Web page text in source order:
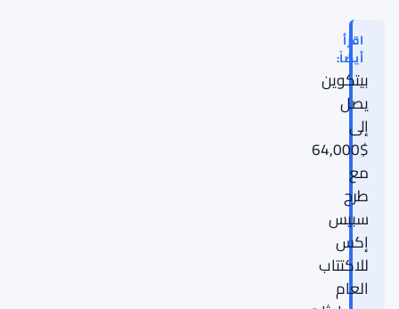
اقرأ
أيضاً:
بيتكوين
يصل
إلى
$64,000
مع
طرح
سبيس
إكس
للاكتتاب
العام